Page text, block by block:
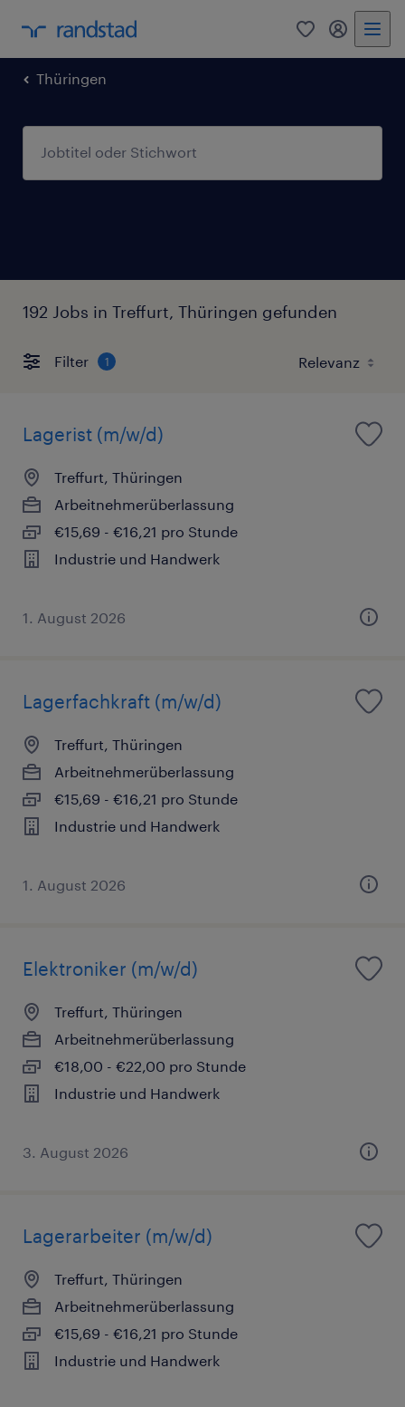
0 Mein
Thüringen
192 Jobs in Treffurt, Thüringen gefunden
Filter 1
Lagerist (m/w/d)
Treffurt, Thüringen
Arbeitnehmerüberlassung
€15,69 - €16,21 pro Stunde
Industrie und Handwerk
1. August 2026
Lagerfachkraft (m/w/d)
Treffurt, Thüringen
Arbeitnehmerüberlassung
€15,69 - €16,21 pro Stunde
Industrie und Handwerk
1. August 2026
Elektroniker (m/w/d)
Treffurt, Thüringen
Arbeitnehmerüberlassung
€18,00 - €22,00 pro Stunde
Industrie und Handwerk
3. August 2026
Lagerarbeiter (m/w/d)
Treffurt, Thüringen
Arbeitnehmerüberlassung
€15,69 - €16,21 pro Stunde
Industrie und Handwerk